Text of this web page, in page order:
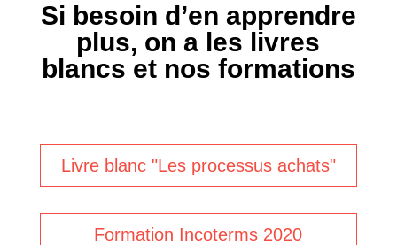
Si besoin d’en apprendre
plus, on a les livres
blancs et nos formations
Livre blanc "Les processus achats"
Formation Incoterms 2020